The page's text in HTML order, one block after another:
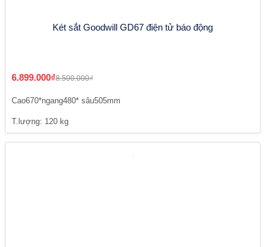
Két sắt Goodwill GD67 điện tử báo động
6.899.000₫8.500.000₫
Cao670*ngang480* sâu505mm
T.lượng: 120 kg